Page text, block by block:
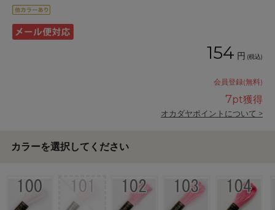
154 円 (税込)
会員登録(無料)
7pt獲得
オカダヤポイントについて >
カラーを選択してください